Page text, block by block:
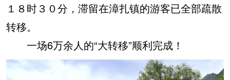
１８时３０分，滞留在漳扎镇的游客已全部疏散
转移。
一场6万余人的“大转移”顺利完成！